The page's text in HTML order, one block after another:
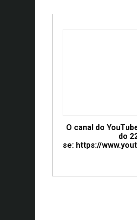
O canal do
do
se: https://